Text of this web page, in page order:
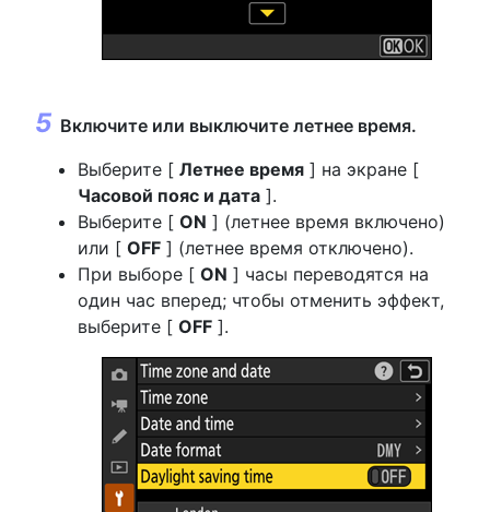
Включите или выключите летнее время.
Выберите [ Летнее время ] на экране [
Часовой пояс и дата ].
Выберите [ ON ] (летнее время включено)
или [ OFF ] (летнее время отключено).
При выборе [ ON ] часы переводятся на
один час вперед; чтобы отменить эффект,
выберите [ OFF ].